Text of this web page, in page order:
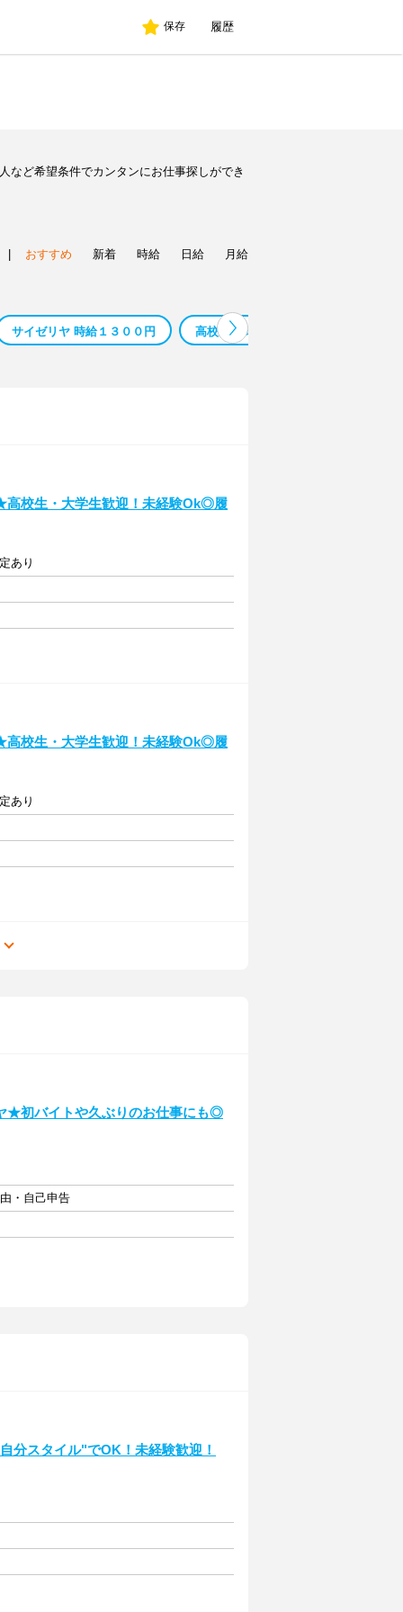
保存 履歴
など希望条件でカンタンにお仕事探しができ
おすすめ 新着 時給 日給 月給
サイゼリヤ 時給１３００円 高校生 高時給
高校生・大学生歓迎！未経験Ok◎履
あり
高校生・大学生歓迎！未経験Ok◎履
あり
★初バイトや久ぶりのお仕事にも◎
・自己申告
分スタイル"でOK！未経験歓迎！